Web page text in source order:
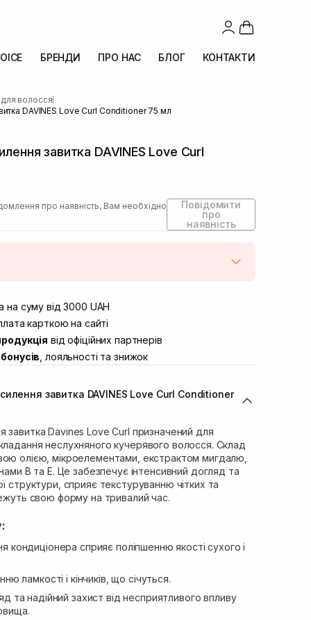
БРЕНДИ ПРО НАС БЛОГ КОНТАКТИ
волосся
DAVINES Love Curl Conditioner 75 мл
завитка DAVINES Love Curl
про наявність, Вам необхідно
Повідомити
про
наявність
Винниченка 4
Академіка Підстригача, 1В
Івана Франка 36
Степана Бандери 45 Немає в наявності!
Кулика і Гудачека 23 (ТЦ
Немає в наявності!
на суму від 3000 UAH
карткою на сайті
від офіційних партнерів
, лояльності та знижок
завитка DAVINES Love Curl Conditioner
завитка Davines Love Curl призначений для
неслухняного кучерявого волосся. Склад
олією, мікроелементами, екстрактом мигдалю,
B та E. Це забезпечує інтенсивний догляд та
структури, сприяє текстуруванню чітких та
свою форму на тривалий час.
кондиціонера сприяє поліпшенню якості сухого і
ламкості і кінчиків, що січуться.
та надійний захист від несприятливого впливу